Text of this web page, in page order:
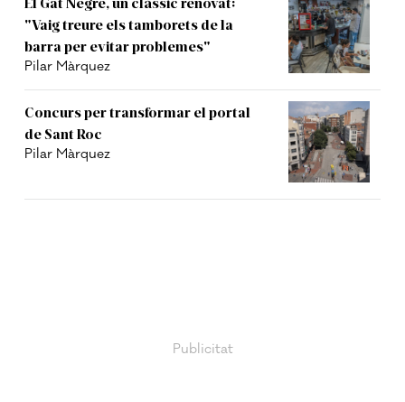
"Vaig treure els tamborets de la
barra per evitar problemes"
Pilar Màrquez
Concurs per transformar el portal
de Sant Roc
Pilar Màrquez